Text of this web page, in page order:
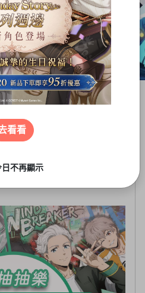
看看
日不再顯示